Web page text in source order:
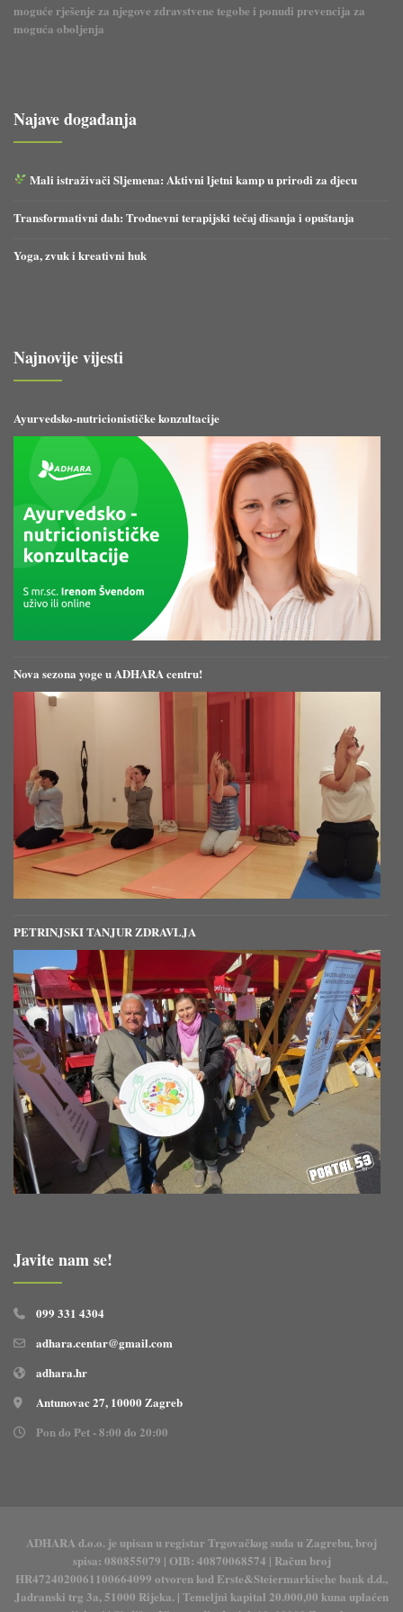
upalnih parametara, nakon skoro
nekoliko cm uslijedi jaka stenoza
Debelo crijevo u području lijeve
fleksure i prijelaza u sigmu nalazi
ulanom infiltracijom stijenke. Taj
dio terminalnog ileuma privučen
uz drugu vijugu ileuma što
upućuje na mogućnost nekadašnje
penetracije te mogućnost
postojanja fistule u tom dijelu.
Zbog takvih nalaza potrebno je
napraviti eksplorativnu
laparotomiju. Ponovo uvedena
enteralna prehrana i zamjena
terapije imuranom sa
metotreksatom (20mg
ileoilealis multiple (neaktivne) i
ileosignoidalne, a posljedične
luminalnog polipoidnog tumora.
Sve opisane promjene „hladne“ i
posljedica su 2007. Kada se
klinički prezentiralo sa akutnim
abdomenom pod sumnjom na
perforirani apendicitis. Za
previđati je da je tada bila
penetracija. Nakon operacije opće
metotreksata i prebacivanje u
Klinički bolnički centar Sestre
Milosrdnice (2015.). Redovne
kontrole u Gastroenterološkoj
ambulanti, nalazi CRP u granici
normalne, dok je nalaz
kalprotektina stalno malo povišen.
Metotreksat nakon nekog vremena
zamijenjen iz intamuskularne
primjene u peroralnu primjenu
(1xtjedno 20mg). Nakon godine
dana od operacije učinjena
kolonoskopija, pregled do
ileokolonične anastomoze , na
do 10% površine ukupne sluznice.
enterografija koja ne pokazuje
kakvih drugih promjena stijenke
moguće rješenje za njegove zdravstvene tegobe i ponudi prevencija za
moguća oboljenja
Najave događanja
Mali istraživači Sljemena: Aktivni ljetni kamp u prirodi za djecu
Transformativni dah: Trodnevni terapijski tečaj disanja i opuštanja
Yoga, zvuk i kreativni huk
Najnovije vijesti
Ayurvedsko-nutricionističke konzultacije
Nova sezona yoge u ADHARA centru!
PETRINJSKI TANJUR ZDRAVLJA
Javite nam se!
099 331 4304
adhara.centar@gmail.com
adhara.hr
Antunovac 27, 10000 Zagreb
Pon do Pet - 8:00 do 20:00
ADHARA d.o.o. je upisan u registar Trgovačkog suda u Zagrebu, broj
spisa: 080855079 | OIB: 40870068574 | Račun broj
HR4724020061100664099 otvoren kod Erste&Steiermarkische bank d.d.,
Jadranski trg 3a, 51000 Rijeka. | Temeljni kapital 20.000,00 kuna uplaćen